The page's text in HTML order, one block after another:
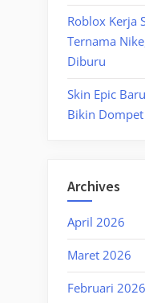
Roblox Kerja
Ternama
Diburu
Skin Epic
Bikin
Archives
April 2026
Maret 2026
Februari 2026